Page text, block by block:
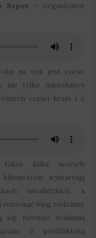
Szpot – organizator
na rok jest coraz
nie tylko mieszkańcy
części kraju i z
także kilka nowych
wystartują
inwalidzkich, a
bieg rodzinny.
się również działania
z profilaktyką